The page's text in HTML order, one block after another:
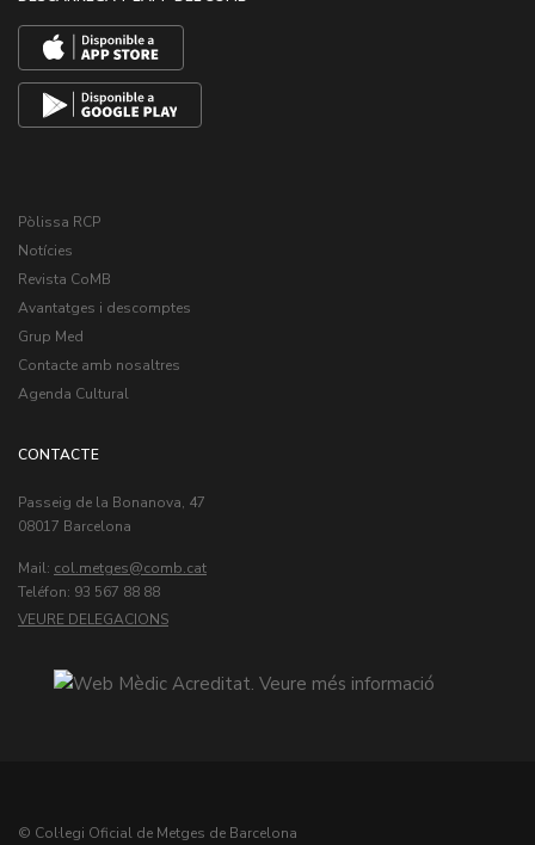
Pòlissa RCP
Notícies
Revista CoMB
Avantatges i descomptes
Grup Med
Contacte amb nosaltres
Agenda Cultural
CONTACTE
Passeig de la Bonanova, 47
08017 Barcelona
Mail: col.metges
Teléfon: 93 567 88 88
VEURE DELEGACIONS
© Col·legi Oficial de Metges de Barcelona